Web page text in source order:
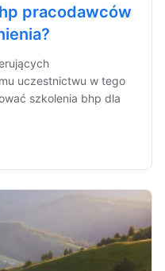
pracodawców
uczestnictwu w tego
szkolenia bhp dla